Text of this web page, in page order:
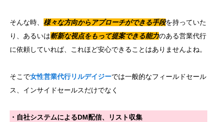
そんな時、 様々な方向からアプローチができる手段を持っていた
り、あるいは斬新な視点をもって提案できる能力のある営業代行
に依頼していれば、これほど安心できることはありませんよね。
そこで女性営業代行リルデイジーでは一般的なフィールドセール
ス、インサイドセールスだけでなく
・自社システムによるDM配信、リスト収集
目次
依頼前に実績を確認する重要性とは
営業代行の実績は「幅の広さ」に着目すべし！
顧客満足度90％超を誇る営業代行の秘密とは？